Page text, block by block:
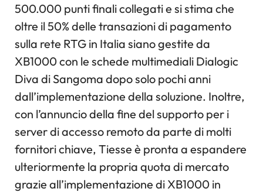
500.000 punti finali collegati e si stima che
oltre il 50% delle transazioni di pagamento
sulla rete RTG in Italia siano gestite da
XB1000 con le schede multimediali Dialogic
Diva di Sangoma dopo solo pochi anni
dall’implementazione della soluzione. Inoltre,
con l’annuncio della fine del supporto per i
server di accesso remoto da parte di molti
fornitori chiave, Tiesse è pronta a espandere
ulteriormente la propria quota di mercato
grazie all’implementazione di XB1000 in